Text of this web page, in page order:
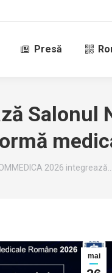
Presă
Salonul
2026 integrează...
mai